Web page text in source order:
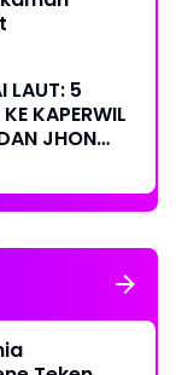
LAUT: 5
KAPERWIL
JHON